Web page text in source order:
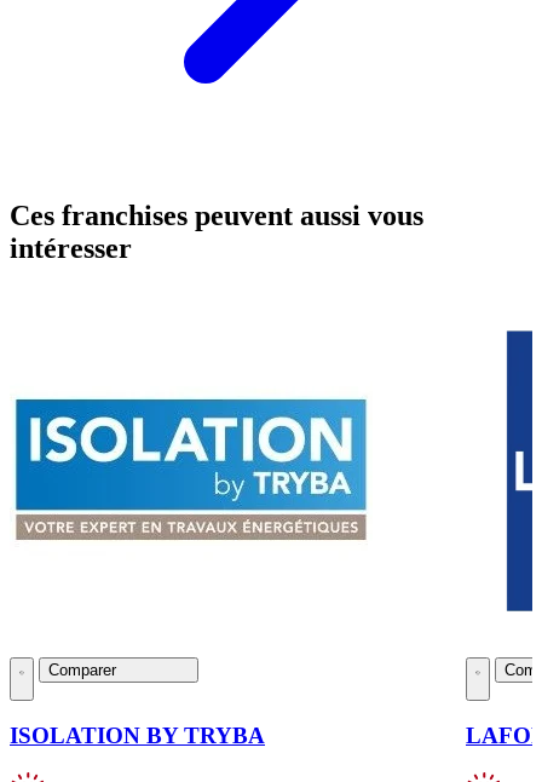
Ces franchises peuvent aussi vous
intéresser
Comparer
ISOLATION BY TRYBA